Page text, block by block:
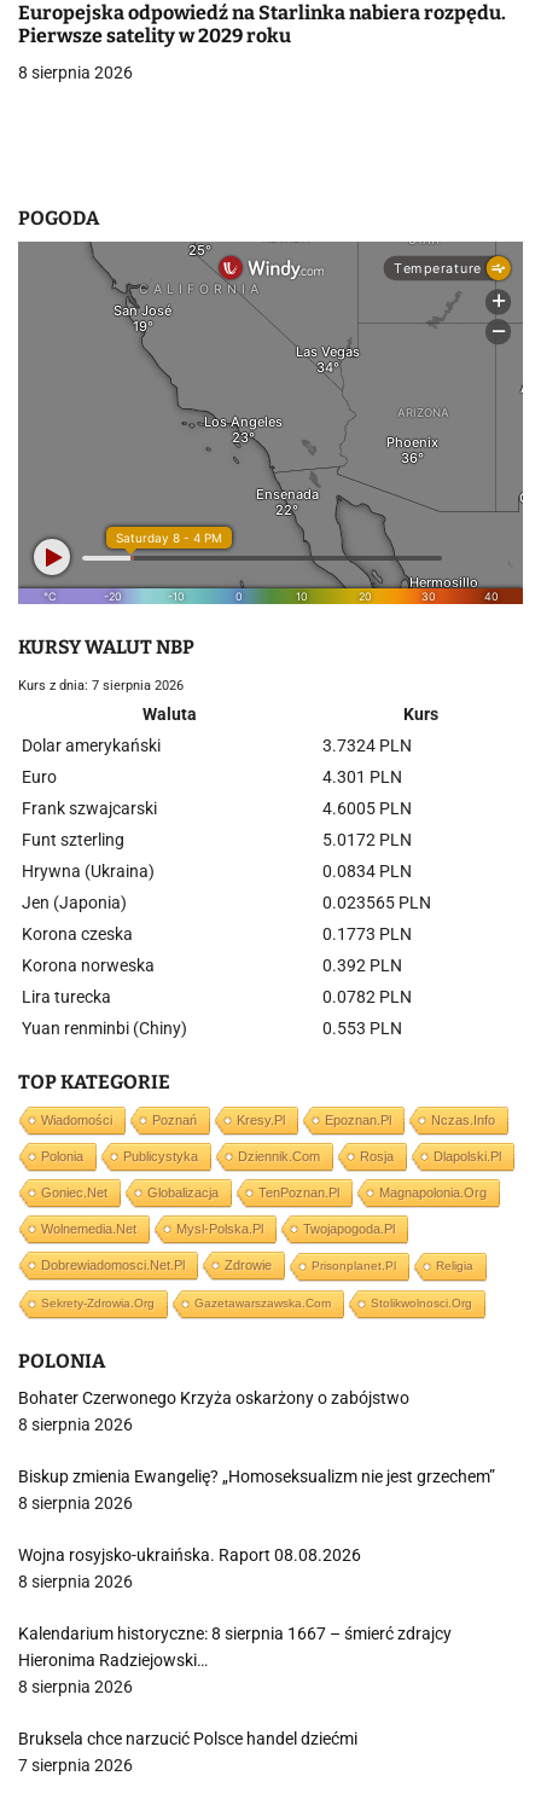
i
s
Europejska odpowiedź na Starlinka nabiera rozpędu.
Pierwsze satelity w 2029 roku
8 sierpnia 2026
POGODA
KURSY WALUT NBP
Kurs z dnia: 7 sierpnia 2026
Waluta
Kurs
Dolar amerykański
3.7324 PLN
Euro
4.301 PLN
Frank szwajcarski
4.6005 PLN
Funt szterling
5.0172 PLN
Hrywna (Ukraina)
0.0834 PLN
Jen (Japonia)
0.023565 PLN
Korona czeska
0.1773 PLN
Korona norweska
0.392 PLN
Lira turecka
0.0782 PLN
Yuan renminbi (Chiny)
0.553 PLN
TOP KATEGORIE
Wiadomości Poznań Kresy.pl Epoznan.pl Nczas.info
Polonia Publicystyka Dziennik.com Rosja Dlapolski.pl
Goniec.net Globalizacja TenPoznan.pl Magnapolonia.org
Wolnemedia.net Mysl-Polska.pl Twojapogoda.pl
Dobrewiadomosci.net.pl Zdrowie Prisonplanet.pl Religia
Sekrety-Zdrowia.org Gazetawarszawska.com Stolikwolnosci.org
POLONIA
Bohater Czerwonego Krzyża oskarżony o zabójstwo
8 sierpnia 2026
Biskup zmienia Ewangelię? „Homoseksualizm nie jest grzechem”
8 sierpnia 2026
Wojna rosyjsko-ukraińska. Raport 08.08.2026
8 sierpnia 2026
Kalendarium historyczne: 8 sierpnia 1667 – śmierć zdrajcy
Hieronima Radziejowski…
8 sierpnia 2026
Bruksela chce narzucić Polsce handel dziećmi
7 sierpnia 2026